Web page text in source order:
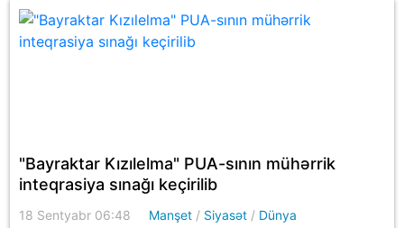
"Bayraktar Kızılelma" PUA-sının mühərrik
inteqrasiya sınağı keçirilib
18 Sentyabr 06:48 Manşet / Siyasət / Dünya